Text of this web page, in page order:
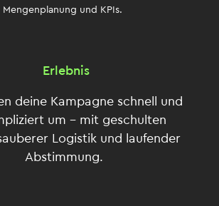
Mengenplanung und KPIs.
Erlebnis
deine Kampagne schnell und
um – mit geschulten
Logistik und laufender
Abstimmung.